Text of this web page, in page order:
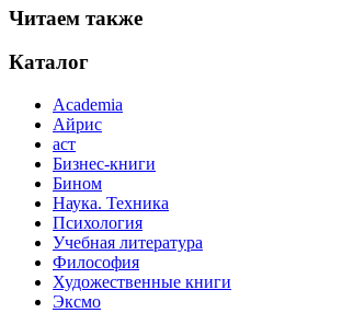
Читаем также
Каталог
Academia
Айрис
аст
Бизнес-книги
Бином
Наука. Техника
Психология
Учебная литература
Философия
Художественные книги
Эксмо